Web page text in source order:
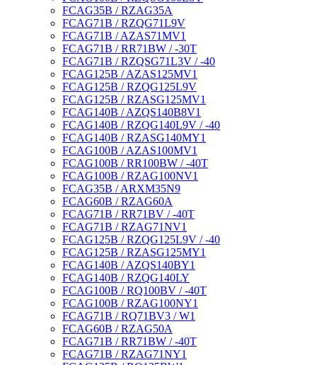
FCAG35B / RZAG35A
FCAG71B / RZQG71L9V
FCAG71B / AZAS71MV1
FCAG71B / RR71BW / -30T
FCAG71B / RZQSG71L3V / -40
FCAG125B / AZAS125MV1
FCAG125B / RZQG125L9V
FCAG125B / RZASG125MV1
FCAG140B / AZQS140B8V1
FCAG140B / RZQG140L9V / -40
FCAG140B / RZASG140MY1
FCAG100B / AZAS100MV1
FCAG100B / RR100BW / -40T
FCAG100B / RZAG100NV1
FCAG35B / ARXM35N9
FCAG60B / RZAG60A
FCAG71B / RR71BV / -40T
FCAG71B / RZAG71NV1
FCAG125B / RZQG125L9V / -40
FCAG125B / RZASG125MY1
FCAG140B / AZQS140BY1
FCAG140B / RZQG140LY
FCAG100B / RQ100BV / -40T
FCAG100B / RZAG100NY1
FCAG71B / RQ71BV3 / W1
FCAG60B / RZAG50A
FCAG71B / RR71BW / -40T
FCAG71B / RZAG71NY1